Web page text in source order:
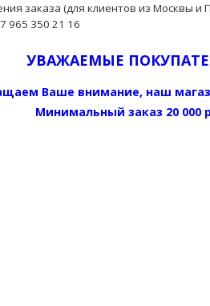
заказа (для клиентов из Москвы и
965 350 21 16
УВАЖАЕМЫЕ
Ваше внимание, наш
Минимальный заказ 20 000